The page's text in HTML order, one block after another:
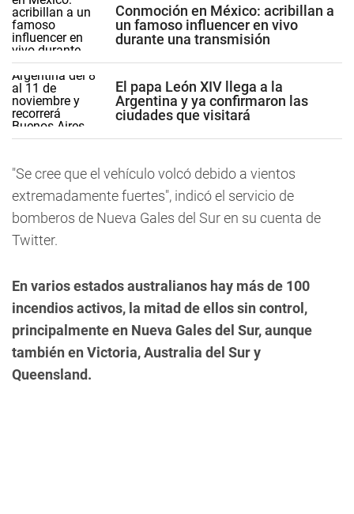
Conmoción en México: acribillan a
un famoso influencer en vivo
durante una transmisión
El papa León XIV llega a la
Argentina y ya confirmaron las
ciudades que visitará
"Se cree que el vehículo volcó debido a vientos
extremadamente fuertes", indicó el servicio de
bomberos de Nueva Gales del Sur en su cuenta de
Twitter.
En varios estados australianos hay más de 100
incendios activos, la mitad de ellos sin control,
principalmente en Nueva Gales del Sur, aunque
también en Victoria, Australia del Sur y
Queensland.